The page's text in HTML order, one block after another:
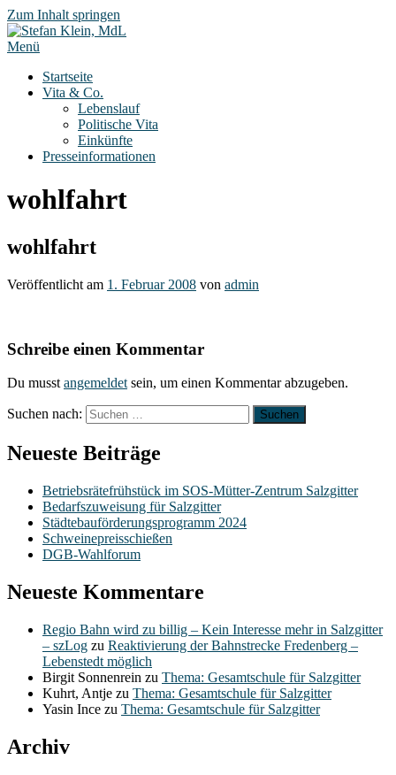
Zum Inhalt springen
Menü
Startseite
Vita & Co.
Lebenslauf
Politische Vita
Einkünfte
Presseinformationen
wohlfahrt
wohlfahrt
Veröffentlicht am 1. Februar 2008 von admin
Schreibe einen Kommentar
Du musst angemeldet sein, um einen Kommentar abzugeben.
Suchen nach:
Neueste Beiträge
Betriebsrätefrühstück im SOS-Mütter-Zentrum Salzgitter
Bedarfszuweisung für Salzgitter
Städtebauförderungsprogramm 2024
Schweinepreisschießen
DGB-Wahlforum
Neueste Kommentare
Regio Bahn wird zu billig – Kein Interesse mehr in Salzgitter
– szLog zu Reaktivierung der Bahnstrecke Fredenberg –
Lebenstedt möglich
Birgit Sonnenrein zu Thema: Gesamtschule für Salzgitter
Kuhrt, Antje zu Thema: Gesamtschule für Salzgitter
Yasin Ince zu Thema: Gesamtschule für Salzgitter
Archiv